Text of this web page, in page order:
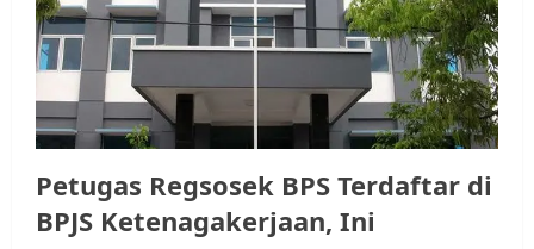
Petugas Regsosek BPS Terdaftar di
BPJS Ketenagakerjaan, Ini